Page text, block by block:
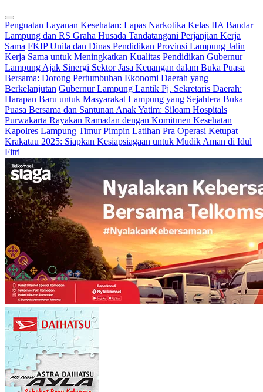
Penguatan Layanan Kesehatan: Lapas Narkotika Kelas IIA Bandar
Lampung dan RS Graha Husada Tandatangani Perjanjian Kerja
Sama FKIP Unila dan Dinas Pendidikan Provinsi Lampung Jalin
Kerja Sama untuk Meningkatkan Kualitas Pendidikan Gubernur
Lampung Ajak Sinergi Sektor Jasa Keuangan dalam Buka Puasa
Bersama: Dorong Pertumbuhan Ekonomi Daerah yang
Berkelanjutan Gubernur Lampung Lantik Pj. Sekretaris Daerah:
Harapan Baru untuk Masyarakat Lampung yang Sejahtera Buka
Puasa Bersama dan Santunan Anak Yatim: Siloam Hospitals
Purwakarta Rayakan Ramadan dengan Komitmen Kesehatan
Kapolres Lampung Timur Pimpin Latihan Pra Operasi Ketupat
Krakatau 2025: Siapkan Kesiapsiagaan untuk Mudik Aman di Idul
Fitri